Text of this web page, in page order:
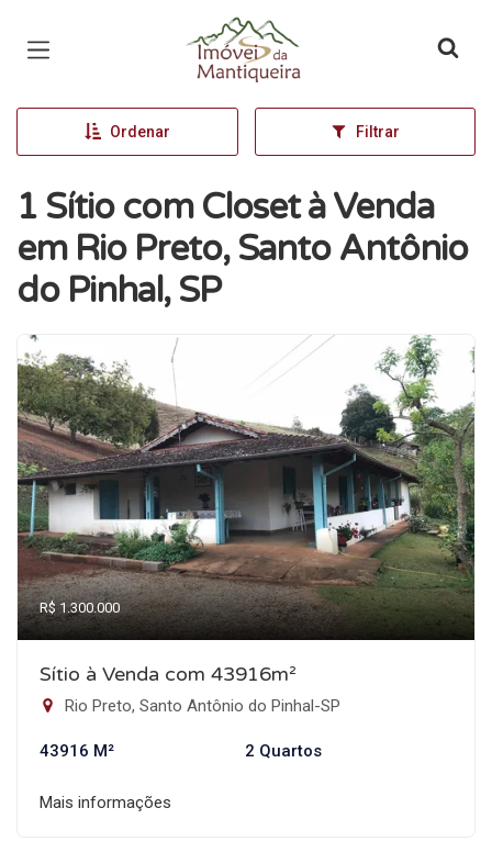
Página inicial
Ordenar Filtrar
1 Sítio com Closet à Venda
em Rio Preto, Santo Antônio
do Pinhal, SP
R$ 1.300.000
Sítio à Venda com 43916m²
Rio Preto, Santo Antônio do Pinhal-SP
43916 M² 2 Quartos
Mais informações